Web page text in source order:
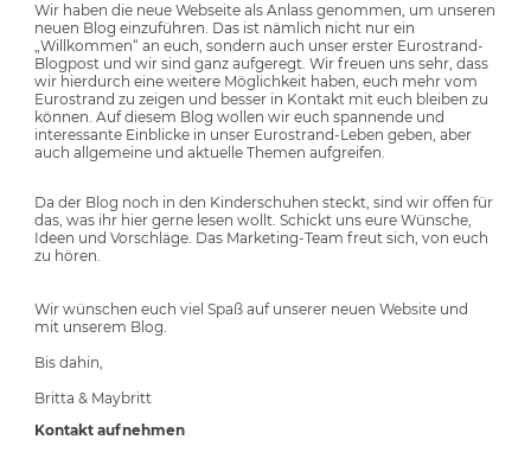
Wir haben die neue Webseite als Anlass genommen, um unseren
neuen Blog einzuführen. Das ist nämlich nicht nur ein
„Willkommen“ an euch, sondern auch unser erster Eurostrand-
Blogpost und wir sind ganz aufgeregt. Wir freuen uns sehr, dass
wir hierdurch eine weitere Möglichkeit haben, euch mehr vom
Eurostrand zu zeigen und besser in Kontakt mit euch bleiben zu
können. Auf diesem Blog wollen wir euch spannende und
interessante Einblicke in unser Eurostrand-Leben geben, aber
auch allgemeine und aktuelle Themen aufgreifen.
Da der Blog noch in den Kinderschuhen steckt, sind wir offen für
das, was ihr hier gerne lesen wollt. Schickt uns eure Wünsche,
Ideen und Vorschläge. Das Marketing-Team freut sich, von euch
zu hören.
Wir wünschen euch viel Spaß auf unserer neuen Website und
mit unserem Blog.
Bis dahin,
Britta & Maybritt
Kontakt aufnehmen